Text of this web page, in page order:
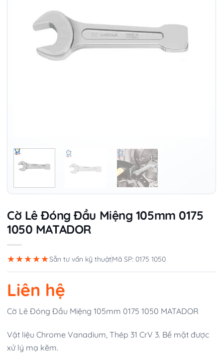
Cờ Lê Đóng Đầu Miệng 105mm 0175
1050 MATADOR
★★★★★Sẵn tư vấn kỹ thuậtMã SP: 0175 1050
Liên hệ
Cờ Lê Đóng Đầu Miệng 105mm 0175 1050 MATADOR
Vật liệu Chrome Vanadium, Thép 31 CrV 3. Bề mặt được
xử lý mạ kẽm.